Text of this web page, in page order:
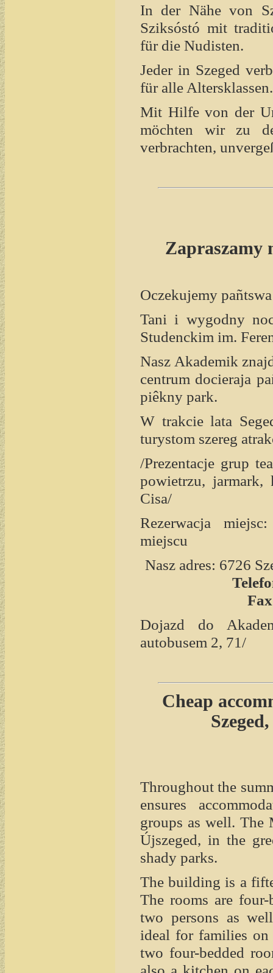
In der Nähe von
Sziksóstó mit
für die Nudisten.
Jeder in Szeged
für alle Altersklassen.
Mit Hilfe von der
möchten wir zu
verbrachten,
Zapraszamy
Oczekujemy
Tani i wygodny
Studenckim im.
Nasz Akademik
centrum docieraja
piêkny park.
W trakcie lata
turystom szereg
/Prezentacje grup
powietrzu, jarmark,
Cisa/
Rezerwacja
miejscu
Nasz adres: 6726
Dojazd do
autobusem 2, 71/
Cheap
Throughout the
ensures
groups as well. The
Újszeged, in the
shady parks.
The building is a
The rooms are
two persons as
ideal for families
two four-bedded